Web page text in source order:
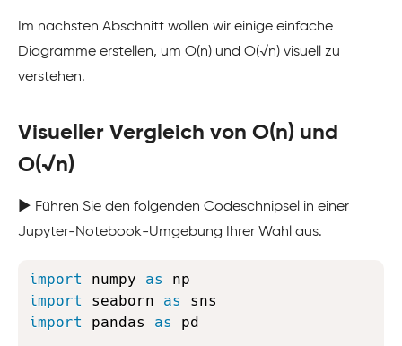
Im nächsten Abschnitt wollen wir einige einfache
Diagramme erstellen, um O(n) und O(√n) visuell zu
verstehen.
Visueller Vergleich von O(n) und
O(√n)
▶️ Führen Sie den folgenden Codeschnipsel in einer
Jupyter-Notebook-Umgebung Ihrer Wahl aus.
import numpy as
import
seaborn as
import
pandas as pd